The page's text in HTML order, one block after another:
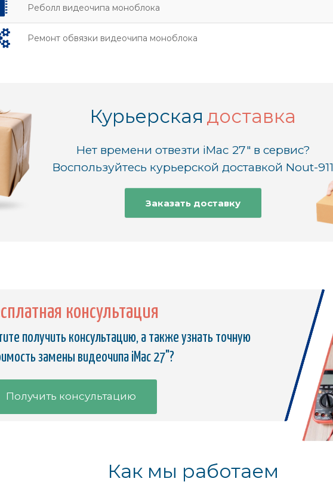
Реболл видеочипа моноблока
Ремонт обвязки видеочипа моноблока
Курьерская доставка
Нет времени отвезти iMac 27" в сервис?
Воспользуйтесь курьерской доставкой Nout-911
Заказать доставку
консультация
получить консультацию, а также узнать точную
замены видеочипа iMac 27"?
Получить консультацию
Как мы работаем